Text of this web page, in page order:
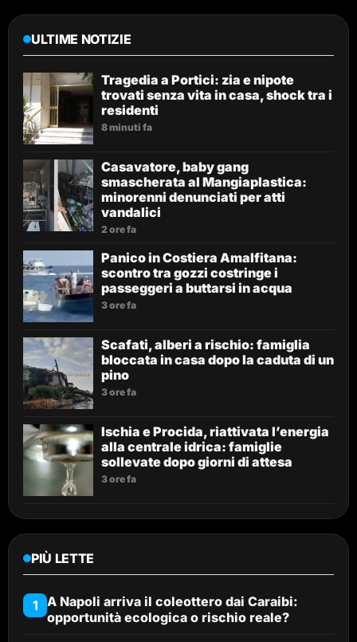
ULTIME NOTIZIE
Tragedia a Portici: zia e nipote
trovati senza vita in casa, shock tra i
residenti
8 minuti fa
Casavatore, baby gang
smascherata al Mangiaplastica:
minorenni denunciati per atti
vandalici
2 ore fa
Panico in Costiera Amalfitana:
scontro tra gozzi costringe i
passeggeri a buttarsi in acqua
3 ore fa
Scafati, alberi a rischio: famiglia
bloccata in casa dopo la caduta di un
pino
3 ore fa
Ischia e Procida, riattivata l’energia
alla centrale idrica: famiglie
sollevate dopo giorni di attesa
3 ore fa
PIÙ LETTE
1 A Napoli arriva il coleottero dai Caraibi:
opportunità ecologica o rischio reale?